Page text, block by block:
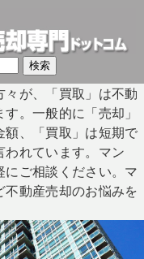
が、「買取」は不動
。一般的に「売却」
、「買取」は短期で
れています。マン
ご相談ください。マ
動産売却のお悩みを